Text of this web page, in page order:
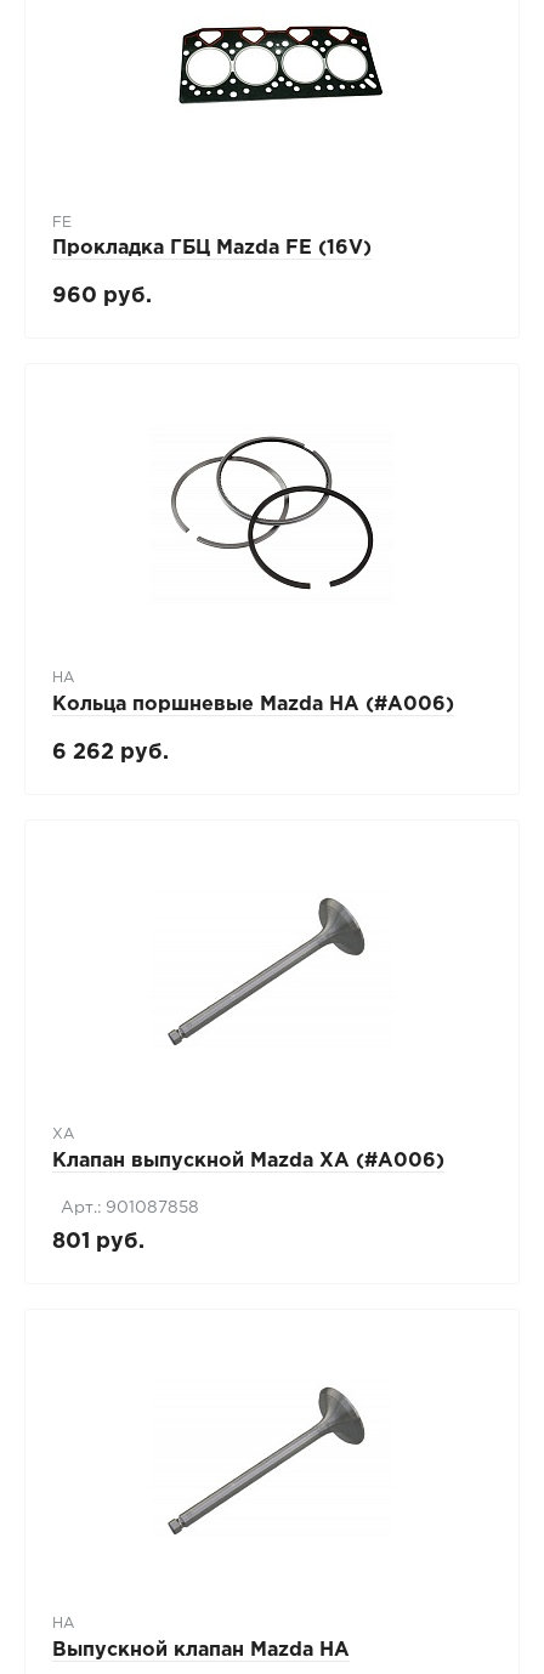
FE
Прокладка ГБЦ Mazda FE (16V)
960 руб.
HA
Кольца поршневые Mazda HA (#A006)
6 262 руб.
XA
Клапан выпускной Mazda XA (#A006)
Арт.: 901087858
801 руб.
HA
Выпускной клапан Mazda HA